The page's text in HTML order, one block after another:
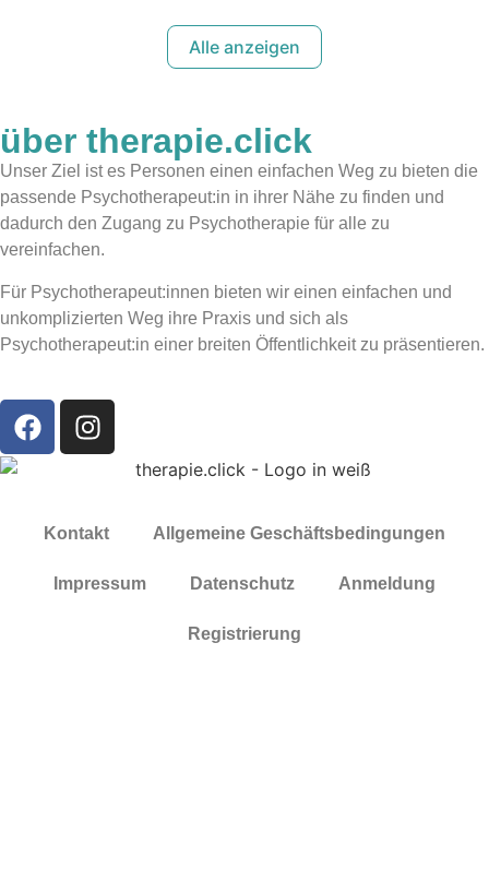
Alle anzeigen
über therapie.click
Unser Ziel ist es Personen einen einfachen Weg zu bieten die
passende Psychotherapeut:in in ihrer Nähe zu finden und
dadurch den Zugang zu Psychotherapie für alle zu
vereinfachen.
Für Psychotherapeut:innen bieten wir einen einfachen und
unkomplizierten Weg ihre Praxis und sich als
Psychotherapeut:in einer breiten Öffentlichkeit zu präsentieren.
Kontakt Allgemeine Geschäftsbedingungen
Impressum Datenschutz Anmeldung
Registrierung